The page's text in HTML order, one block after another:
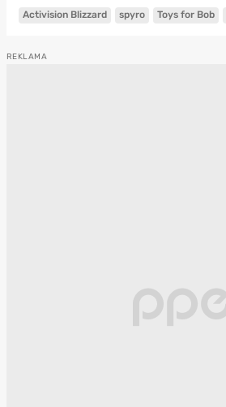
Activision Blizzard
spyro Toys for Bob